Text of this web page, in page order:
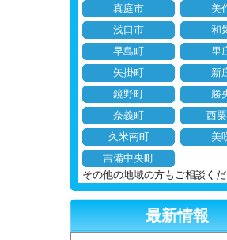
真庭市
美
浅口市
和
早島町
里
矢掛町
新
鏡野町
勝
奈義町
西
久米南町
美
吉備中央町
その他の地域の方もご相談くだ
最新情報